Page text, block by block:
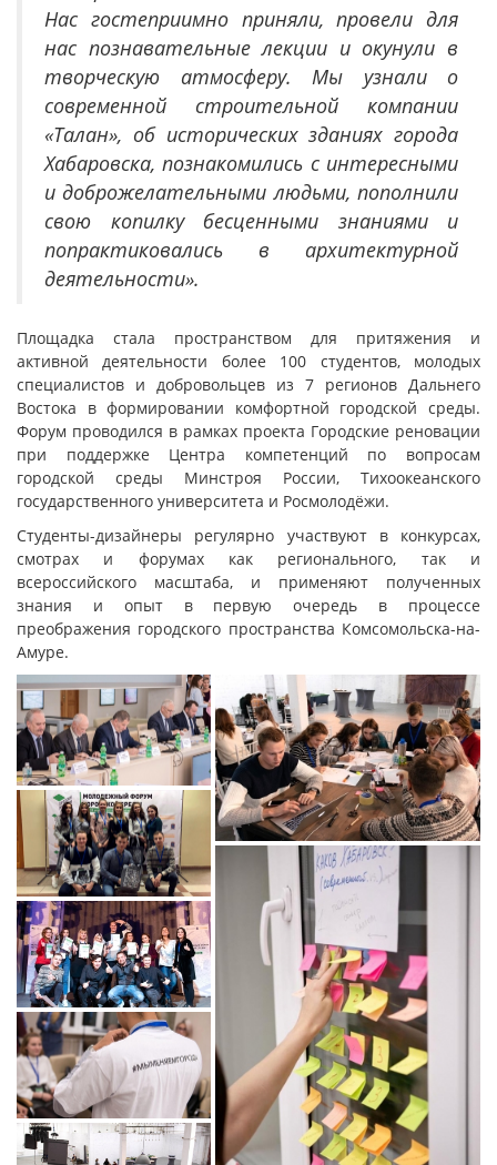
Нас гостеприимно приняли, провели для
нас познавательные лекции и окунули в
творческую атмосферу. Мы узнали о
современной строительной компании
«Талан», об исторических зданиях города
Хабаровска, познакомились с интересными
и доброжелательными людьми, пополнили
свою копилку бесценными знаниями и
попрактиковались в архитектурной
деятельности».
Площадка стала пространством для притяжения и
активной деятельности более 100 студентов, молодых
специалистов и добровольцев из 7 регионов Дальнего
Востока в формировании комфортной городской среды.
Форум проводился в рамках проекта Городские реновации
при поддержке Центра компетенций по вопросам
городской среды Минстроя России, Тихоокеанского
государственного университета и Росмолодёжи.
Студенты-дизайнеры регулярно участвуют в конкурсах,
смотрах и форумах как регионального, так и
всероссийского масштаба, и применяют полученных
знания и опыт в первую очередь в процессе
преображения городского пространства Комсомольска-на-
Амуре.